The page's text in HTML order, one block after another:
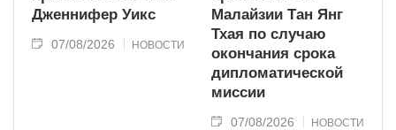
Дженнифер Уикс
07/08/2026 НОВОСТИ
Малайзии Тан Янг
Тхая по случаю
окончания срока
дипломатической
миссии
07/08/2026 НОВОСТИ